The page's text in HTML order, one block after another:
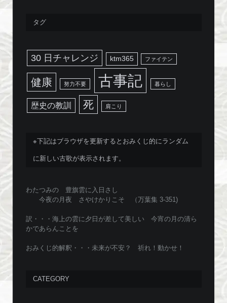
タグ
30 日チャレンジ ktm365 ファイテン
健康 努力不要 古事記 暮らし
歴史の教訓 死 肩こり
※下記はブラウザを更新するとおみくじ的にランダム
に新しい古歌が表示されます。
わたつみの 豊旗雲に入日さし
今夜の月夜 さやけかりこそ （万葉集 3-351)
訳・・・海上の雲に夕日が差して美しい 今宵の月の清ら
かであらんことを
おみくじ的解釈・・・未来が不安？ 祈れ！動かせ！
CATEGORY